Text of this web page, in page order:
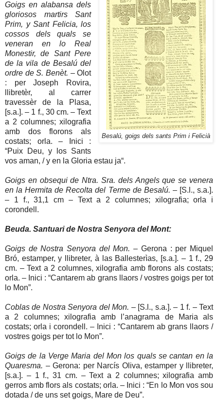
Besalú, goigs dels sants Prim i Felicià
Goigs en alabansa dels
gloriosos martirs Sant
Prim, y Sant Felicia, los
cossos dels quals se
veneran en lo Real
Monestir, de Sant Pere
de la vila de Besalú del
ordre de S. Benèt. – Olot
: per Joseph Rovira,
llibretèr, al carrer
travessèr de la Plasa,
[s.a.]. – 1 f., 30 cm. – Text
a 2 columnes; xilografia
amb dos florons als
costats; orla. – Inici :
“Puix Deu, y los Sants
vos aman, / y en la Gloria estau ja“.
Goigs en obsequi de Ntra. Sra. dels Angels que se venera
en la Hermita de Recolta del Terme de Besalú. – [S.l., s.a.].
– 1 f., 31,1 cm – Text a 2 columnes; xilografia; orla i
corondell. ­
Beuda. Santuari de Nostra Senyora del Mont:
Goigs de Nostra Senyora del Mon. – Gerona : per Miquel
Bró, estamper, y llibreter, à las Ballesterìas, [s.a.]. – 1 f., 29
cm. – Text a 2 columnes, xilografia amb florons als costats;
orla. – Inici : “Cantarem ab grans llaors / vostres goigs per tot
lo Mon”.
Coblas de Nostra Senyora del Mon. – [S.l., s.a.]. – 1 f. – Text
a 2 columnes; xilografia amb l’anagrama de Maria als
costats; orla i corondell. – Inici : “Cantarem ab grans llaors /
vostres goigs per tot lo Mon”.
Goigs de la Verge Maria del Mon los quals se cantan en la
Quaresma. – Gerona: per Narcís Oliva, estamper y llibreter,
[s.a.]. – 1 f., 31 cm. – Text a 2 columnes; xilografia amb
gerros amb flors als costats; orla. – Inici : “En lo Mon vos sou
dotada / de uns set goigs, Mare de Deu”.